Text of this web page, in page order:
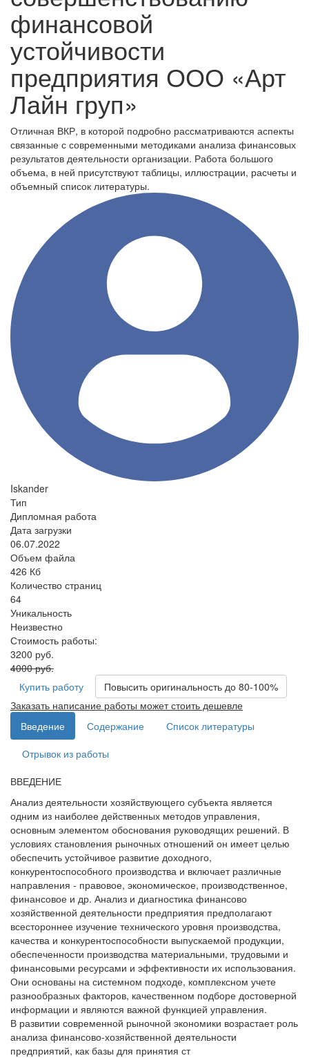
финансовой
устойчивости
предприятия ООО «Арт
Лайн груп»
Отличная ВКР, в которой подробно рассматриваются аспекты
связанные с современными методиками анализа финансовых
результатов деятельности организации. Работа большого
объема, в ней присутствуют таблицы, иллюстрации, расчеты и
объемный список литературы.
Iskander
Тип
Дипломная работа
Дата загрузки
06.07.2022
Объем файла
426 Кб
Количество страниц
64
Уникальность
Неизвестно
Стоимость работы:
3200 руб.
4000 руб.
Купить работу
Повысить оригинальность до 80-100%
Заказать написание работы может стоить дешевле
Введение
Содержание
Список литературы
Отрывок из работы
ВВЕДЕНИЕ
Анализ деятельности хозяйствующего субъекта является
одним из наиболее действенных методов управления,
основным элементом обоснования руководящих решений. В
условиях становления рыночных отношений он имеет целью
обеспечить устойчивое развитие доходного,
конкурентоспособного производства и включает различные
направления - правовое, экономическое, производственное,
финансовое и др. Анализ и диагностика финансово
хозяйственной деятельности предприятия предполагают
всестороннее изучение технического уровня производства,
качества и конкурентоспособности выпускаемой продукции,
обеспеченности производства материальными, трудовыми и
финансовыми ресурсами и эффективности их использования.
Они основаны на системном подходе, комплексном учете
разнообразных факторов, качественном подборе достоверной
информации и являются важной функцией управления.
В развитии современной рыночной экономики возрастает роль
анализа финансово-хозяйственной деятельности
предприятий, как базы для принятия ст